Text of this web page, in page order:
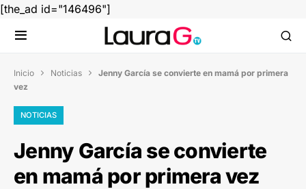
[the_ad id="146496"]
Inicio  Noticias  Jenny García se convierte en mamá por primera
vez
NOTICIAS
Jenny García se convierte
en mamá por primera vez